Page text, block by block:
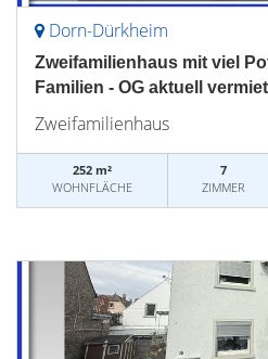
Dorn-Dürkheim
Zweifamilienhaus mit viel
Familien - OG aktuell
Zweifamilienhaus
252 m²
WOHNFLÄCHE
7
ZIMMER